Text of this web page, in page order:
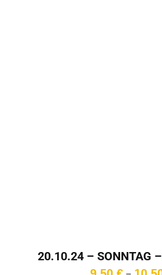
20.10.24 – SONNTAG